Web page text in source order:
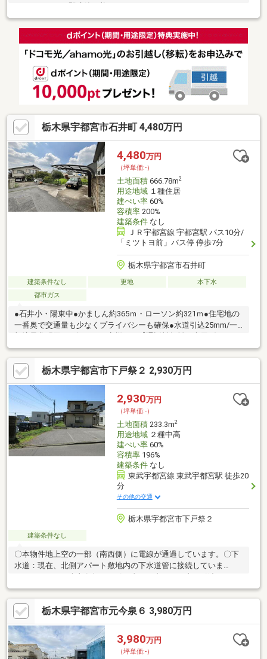
栃木県宇都宮市石井町 4,480万円
4,480万円
（坪単価:-）
土地面積666.78m2
用途地域１種住居
建ぺい率60%
容積率200%
建築条件なし
ＪＲ宇都宮線 宇都宮駅 バス10分/
「ミツトヨ前」バス停 停歩7分
栃木県宇都宮市石井町
建築条件なし 更地
本下水
都市ガス
●石井小・陽東中●かましん約365ｍ・ローソン約321ｍ●住宅地の
一番奥で交通量も少なくプライバシーも確保●水道引込25mm/一
0120-609-608】気になる事や見学予約もお電話でスムーズなご対
応が可能です▼メールの場合【資料請求】ボタンよりお問い合わ
せください他、気になる物件やご不安な事もフリーフォームへご
記入可能です【グループ創業60年宇都宮不動産のお約束】・お家
探しに迷ったら「宇都宮不動産」にお任せ下さい！・ひとりひと
りのライフスタイルに寄り添いご家族皆様に喜んで頂けるおうち
探しをお手伝い
栃木県宇都宮市下戸祭２ 2,930万円
2,930万円
（坪単価:-）
土地面積233.3m2
用途地域２種中高
建ぺい率60%
容積率196%
建築条件なし
東武宇都宮線 東武宇都宮駅 徒歩20
分
その他の交通
栃木県宇都宮市下戸祭２
建築条件なし
〇本物件地上空の一部（南西側）に電線が通過しています。〇下
水道：現在、北側アパート敷地内の下水道管に接続していま
ます。〇上水道：本物件地に北側アパートの上水道給水管が埋設
されている可能性があります。埋設されている場合には、売主負
担にて引き直し工事をした上で引渡しをします。
栃木県宇都宮市元今泉６ 3,980万円
3,980万円
（坪単価:-）